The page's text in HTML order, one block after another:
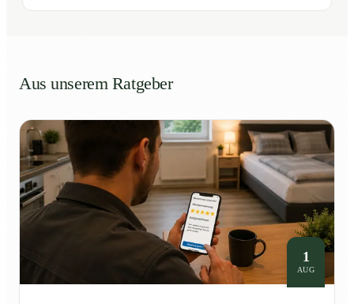
Aus unserem Ratgeber
1
AUG